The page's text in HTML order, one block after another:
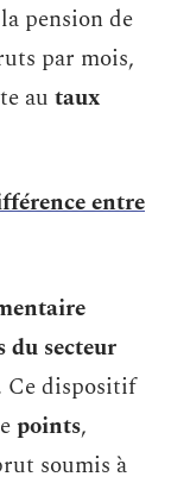
pension de
par mois,
au taux
entre
du secteur
Ce dispositif
points,
soumis à